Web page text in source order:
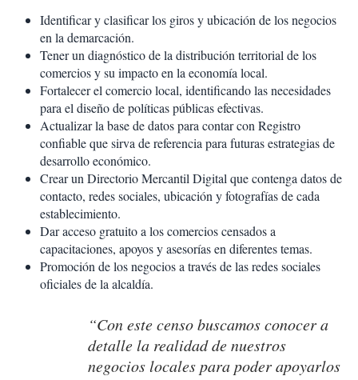
Identificar y clasificar los giros y ubicación de los negocios
en la demarcación.
Tener un diagnóstico de la distribución territorial de los
comercios y su impacto en la economía local.
Fortalecer el comercio local, identificando las necesidades
para el diseño de políticas públicas efectivas.
Actualizar la base de datos para contar con Registro
confiable que sirva de referencia para futuras estrategias de
desarrollo económico.
Crear un Directorio Mercantil Digital que contenga datos de
contacto, redes sociales, ubicación y fotografías de cada
establecimiento.
Dar acceso gratuito a los comercios censados a
capacitaciones, apoyos y asesorías en diferentes temas.
Promoción de los negocios a través de las redes sociales
oficiales de la alcaldía.
“Con este censo buscamos conocer a
detalle la realidad de nuestros
negocios locales para poder apoyarlos